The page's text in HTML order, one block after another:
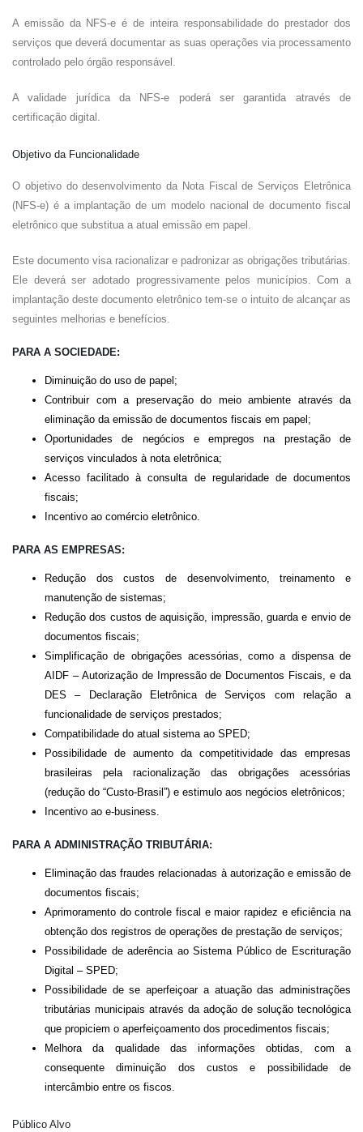
A emissão da NFS-e é de inteira responsabilidade do prestador dos
serviços que deverá documentar as suas operações via processamento
controlado pelo órgão responsável.
A validade jurídica da NFS-e poderá ser garantida através de
certificação digital.
Objetivo da Funcionalidade
O objetivo do desenvolvimento da Nota Fiscal de Serviços Eletrônica
(NFS-e) é a implantação de um modelo nacional de documento fiscal
eletrônico que substitua a atual emissão em papel.
Este documento visa racionalizar e padronizar as obrigações tributárias.
Ele deverá ser adotado progressivamente pelos municípios. Com a
implantação deste documento eletrônico tem-se o intuito de alcançar as
seguintes melhorias e benefícios.
PARA A SOCIEDADE:
Diminuição do uso de papel;
Contribuir com a preservação do meio ambiente através da
eliminação da emissão de documentos fiscais em papel;
Oportunidades de negócios e empregos na prestação de
serviços vinculados à nota eletrônica;
Acesso facilitado à consulta de regularidade de documentos
fiscais;
Incentivo ao comércio eletrônico.
PARA AS EMPRESAS:
Redução dos custos de desenvolvimento, treinamento e
manutenção de sistemas;
Redução dos custos de aquisição, impressão, guarda e envio de
documentos fiscais;
Simplificação de obrigações acessórias, como a dispensa de
AIDF – Autorização de Impressão de Documentos Fiscais, e da
DES – Declaração Eletrônica de Serviços com relação a
funcionalidade de serviços prestados;
Compatibilidade do atual sistema ao SPED;
Possibilidade de aumento da competitividade das empresas
brasileiras pela racionalização das obrigações acessórias
(redução do “Custo-Brasil”) e estimulo aos negócios eletrônicos;
Incentivo ao e-business.
PARA A ADMINISTRAÇÃO TRIBUTÁRIA:
Eliminação das fraudes relacionadas à autorização e emissão de
documentos fiscais;
Aprimoramento do controle fiscal e maior rapidez e eficiência na
obtenção dos registros de operações de prestação de serviços;
Possibilidade de aderência ao Sistema Público de Escrituração
Digital – SPED;
Possibilidade de se aperfeiçoar a atuação das administrações
tributárias municipais através da adoção de solução tecnológica
que propiciem o aperfeiçoamento dos procedimentos fiscais;
Melhora da qualidade das informações obtidas, com a
consequente diminuição dos custos e possibilidade de
intercâmbio entre os fiscos.
Público Alvo